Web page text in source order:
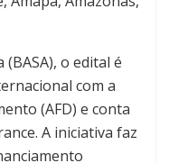
o edital é
com a
(AFD) e conta
A iniciativa faz